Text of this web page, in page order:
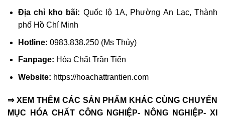
Địa chỉ kho bãi: Quốc lộ 1A, Phường An Lạc, Thành
phố Hồ Chí Minh
Hotline: 0983.838.250 (Ms Thủy)
Fanpage: Hóa Chất Trần Tiến
Website: https://hoachattrantien.com
⇒ XEM THÊM CÁC SẢN PHẨM KHÁC CÙNG CHUYỂN
MỤC HÓA CHẤT CÔNG NGHIỆP- NÔNG NGHIỆP- XI